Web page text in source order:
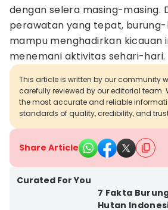
dengan selera masing-masing.
perawatan yang tepat,
mampu menghadirkan kicauan
menemani aktivitas sehari-hari.
This article is written by our community
carefully reviewed by our editorial team.
the most accurate and reliable
standards of quality, credibility, and
Share Article
Curated For You
7 Fakta
Hutan